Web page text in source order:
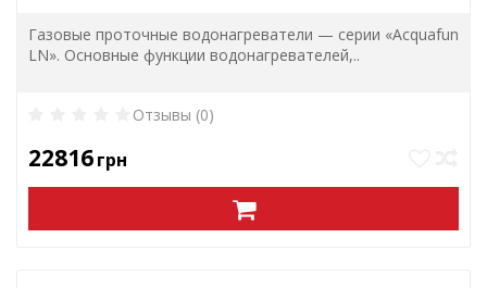
Газовые проточные водонагреватели — серии «Acquafun
LN». Основные функции водонагревателей,..
Отзывы (0)
22816грн